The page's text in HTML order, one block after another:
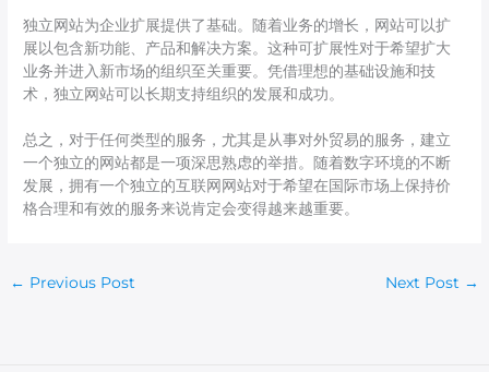
独立网站为企业扩展提供了基础。随着业务的增长，网站可以扩
展以包含新功能、产品和解决方案。这种可扩展性对于希望扩大
业务并进入新市场的组织至关重要。凭借理想的基础设施和技
术，独立网站可以长期支持组织的发展和成功。
总之，对于任何类型的服务，尤其是从事对外贸易的服务，建立
一个独立的网站都是一项深思熟虑的举措。随着数字环境的不断
发展，拥有一个独立的互联网网站对于希望在国际市场上保持价
格合理和有效的服务来说肯定会变得越来越重要。
← Previous Post Next Post →